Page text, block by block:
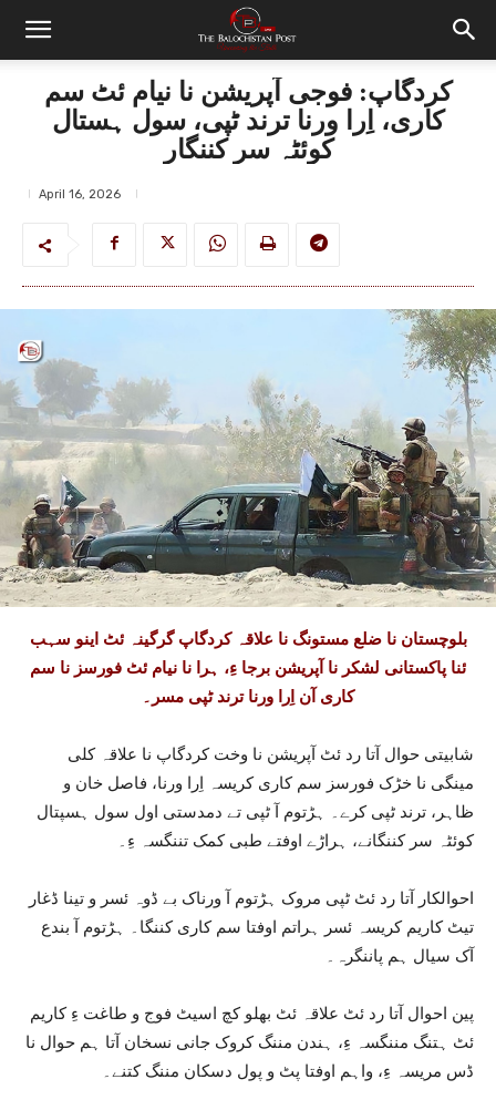
کردگاپ: فوجی آپریشن نا نیام ئٹ سم
کاری، اِرا ورنا ترند ٹپی، سول ہستال
کوئٹہ سر کننگار
April 16, 2026
بلوچستان نا ضلع مستونگ نا علاقہ کردگاپ گرگینہ ئٹ اینو سہب
ئنا پاکستانی لشکر نا آپریشن برجا ءِ، ہرا نا نیام ئٹ فورسز نا سم
کاری آن اِرا ورنا ترند ٹپی مسر۔
شابیتی حوال آتا رد ئٹ آپریشن نا وخت کردگاپ نا علاقہ کلی
مینگی نا خڑک فورسز سم کاری کریسہ اِرا ورنا، فاصل خان و
ظاہر، ترند ٹپی کرے۔ ہڑتوم آ ٹپی تے دمدستی اول سول ہسپتال
کوئٹہ سر کننگانے، ہراڑے اوفتے طبی کمک تننگسہ ءِ۔
احوالکار آتا رد ئٹ ٹپی مروک ہڑتوم آ ورناک بے ڈوہ ئسر و تینا ڈغار
تیٹ کاریم کریسہ ئسر ہراتم اوفتا سم کاری کننگا۔ ہڑتوم آ بندع
آک سیال ہم پاننگرہ۔
پین احوال آتا رد ئٹ علاقہ ئٹ بھلو کچ اسیٹ فوج و طاغت ءِ کاریم
ئٹ ہتنگ مننگسہ ءِ، ہندن مننگ کروک جانی نسخان آتا ہم حوال نا
ڈس مریسہ ءِ، واہم اوفتا پٹ و پول دسکان مننگ کتنے۔